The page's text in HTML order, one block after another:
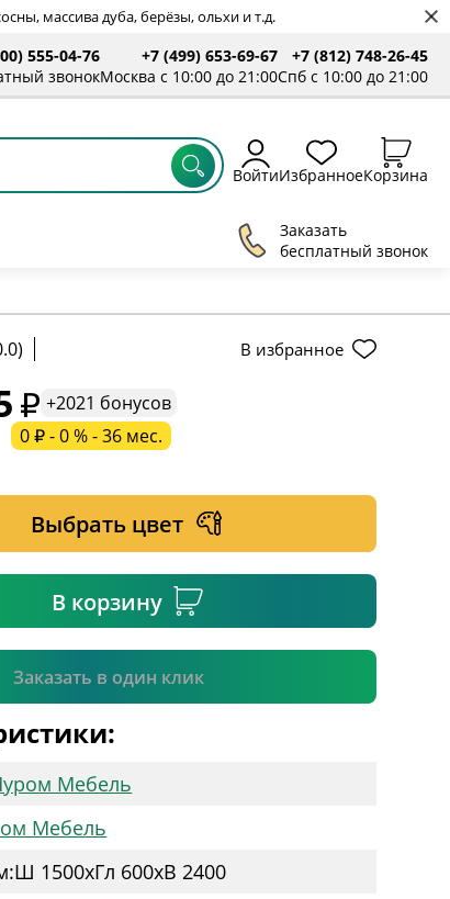
массива дуба, берёзы, ольхи и т.д.
555-04-76
звонок
+7 (499) 653-69-67
Москва с 10:00 до 21:00
+7 (812) 748-26-45
Спб с 10:00 до 21:00
ВойтиИзбранноеКорзина
Заказать
бесплатный звонок
В избранное
+2021 бонусов
0 ₽ - 0 % - 36 мес.
Выбрать цвет
В корзину
Заказать в один клик
поле
Подтвердить
Мебель
Мебель
Ш 1500xГл 600xВ 2400